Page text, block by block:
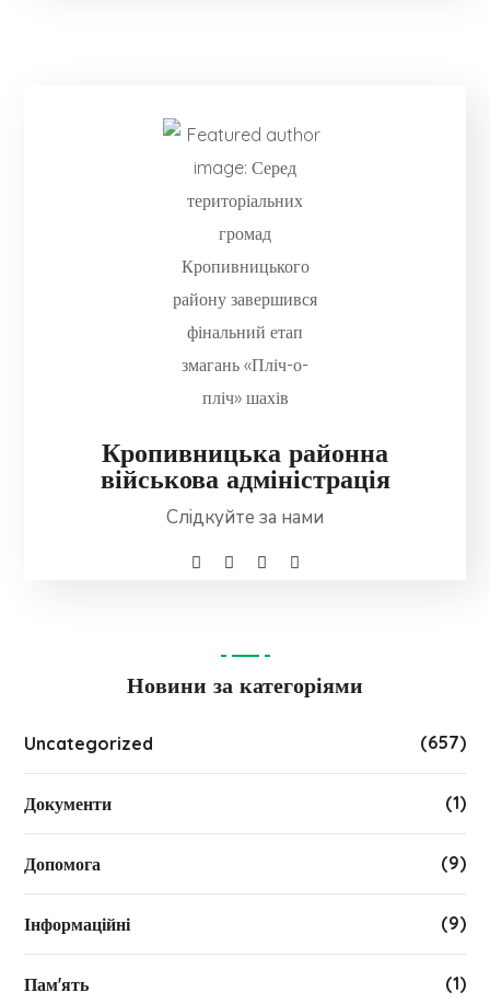
Кропивницька районна
військова адміністрація
Слідкуйте за нами
Новини за категоріями
Uncategorized (657)
Документи (1)
Допомога (9)
Інформаційні (9)
Пам'ять (1)